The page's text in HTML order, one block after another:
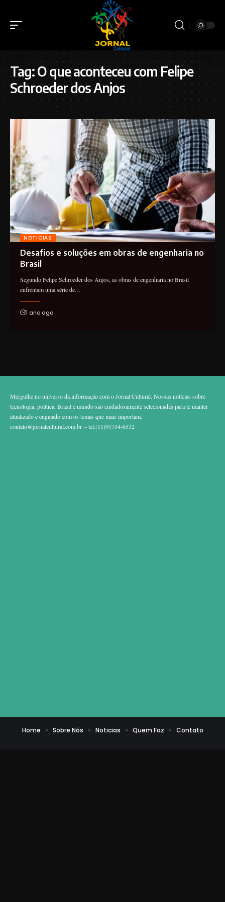
Tag:O que aconteceu com Felipe
Schroeder dos Anjos
NOTICIAS
Desafios e soluções em obras de engenharia no
Brasil
Segundo Felipe Schroeder dos Anjos, as obras de engenharia no Brasil
enfrentam uma série de…
1 ano ago
Mergulhe no universo da informação com o Jornal Cultural. Nossas notícias sobre
tecnologia, política, Brasil e mundo são cuidadosamente selecionadas para te manter
atualizado e engajado com os temas que mais importam.
contato@jornalcultural.com.br – tel.(11)91754-6532
Home Sobre Nós Noticias Quem Faz Contato